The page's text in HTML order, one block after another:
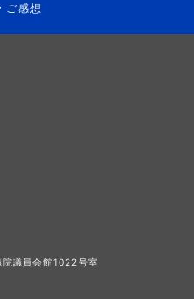
ご感想
議員会館1022号室